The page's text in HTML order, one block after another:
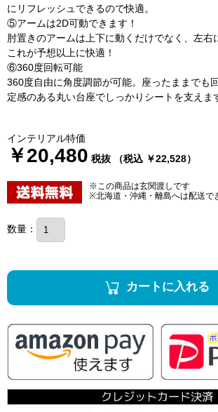
にリフレッシュできるので快適。
⑤アームは2D可動できます！
肘置きのアームは上下に動くだけでなく、左右
これが予想以上に快適！
⑥360度回転可能
360度自由に角度調節が可能。座ったままでも
定感のある丸い台座でしっかりシートを支えま
インテリアル特価
￥20,480 税抜 （税込 ￥22,528）
※この商品は玄関渡しです
※北海道・沖縄・離島へは配送で
数量：
カートに入れる